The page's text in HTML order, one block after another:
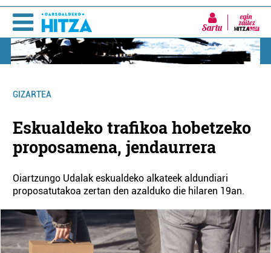
Sartu
GIZARTEA
Eskualdeko trafikoa hobetzeko
proposamena, jendaurrera
Oiartzungo Udalak eskualdeko alkateek aldundiari
proposatutakoa zertan den azalduko die hilaren 19an.